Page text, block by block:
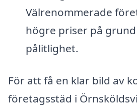
Välrenommerade
högre priser på
pålitlighet.
För att få en klar bild av
företagsstäd i